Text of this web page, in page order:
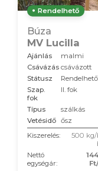
Rendelhető
Búza
MV Lucilla
Ajánlás
malmi
Csávázás csávázott
Státusz
Rendelhető
Szap.
fok
II. fok
Típus
szálkás
Vetésidő ősz
Kiszerelés:
500 kg/
Nettó
egységár: